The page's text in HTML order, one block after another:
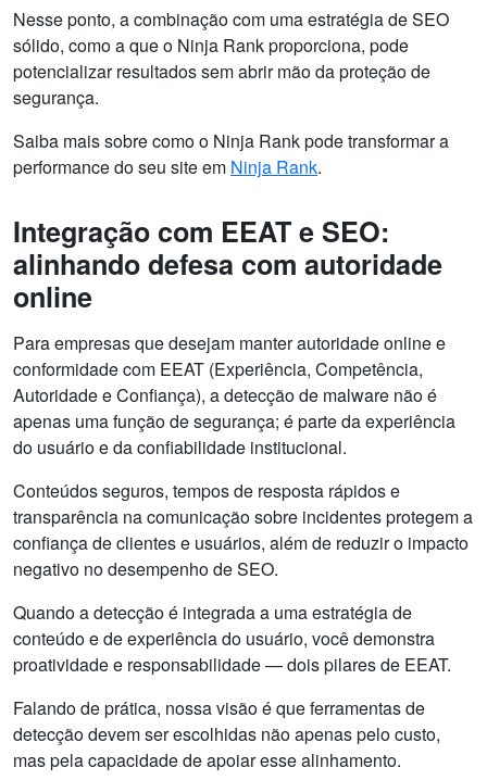
Nesse ponto, a combinação com uma estratégia de SEO
sólido, como a que o Ninja Rank proporciona, pode
potencializar resultados sem abrir mão da proteção de
segurança.
Saiba mais sobre como o Ninja Rank pode transformar a
performance do seu site em Ninja Rank.
Integração com EEAT e SEO:
alinhando defesa com autoridade
online
Para empresas que desejam manter autoridade online e
conformidade com EEAT (Experiência, Competência,
Autoridade e Confiança), a detecção de malware não é
apenas uma função de segurança; é parte da experiência
do usuário e da confiabilidade institucional.
Conteúdos seguros, tempos de resposta rápidos e
transparência na comunicação sobre incidentes protegem a
confiança de clientes e usuários, além de reduzir o impacto
negativo no desempenho de SEO.
Quando a detecção é integrada a uma estratégia de
conteúdo e de experiência do usuário, você demonstra
proatividade e responsabilidade — dois pilares de EEAT.
Falando de prática, nossa visão é que ferramentas de
detecção devem ser escolhidas não apenas pelo custo,
mas pela capacidade de apoiar esse alinhamento.